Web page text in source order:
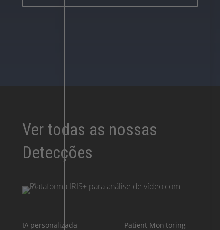
Ver todas as nossas
Detecções
IA personalizada
Patient Monitoring